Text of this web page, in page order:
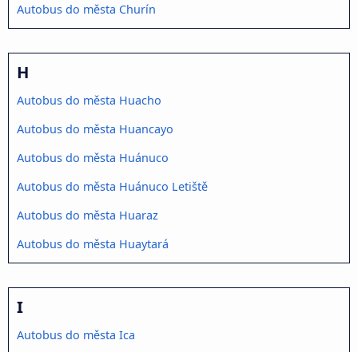
Autobus do města Churín
H
Autobus do města Huacho
Autobus do města Huancayo
Autobus do města Huánuco
Autobus do města Huánuco Letiště
Autobus do města Huaraz
Autobus do města Huaytará
I
Autobus do města Ica